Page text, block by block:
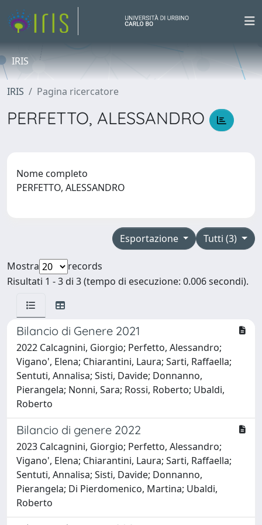
IRIS
IRIS Pagina ricercatore
PERFETTO, ALESSANDRO
Nome completo
PERFETTO, ALESSANDRO
Tutti (3)
Esportazione
Mostra
records
Risultati 1 - 3 di 3 (tempo di esecuzione: 0.006 secondi).
Bilancio di Genere 2021
2022 Calcagnini, Giorgio; Perfetto, Alessandro;
Vigano', Elena; Chiarantini, Laura; Sarti, Raffaella;
Sentuti, Annalisa; Sisti, Davide; Donnanno,
Pierangela; Nonni, Sara; Rossi, Roberto; Ubaldi,
Roberto
Bilancio di genere 2022
2023 Calcagnini, Giorgio; Perfetto, Alessandro;
Vigano', Elena; Chiarantini, Laura; Sarti, Raffaella;
Sentuti, Annalisa; Sisti, Davide; Donnanno,
Pierangela; Di Pierdomenico, Martina; Ubaldi,
Roberto